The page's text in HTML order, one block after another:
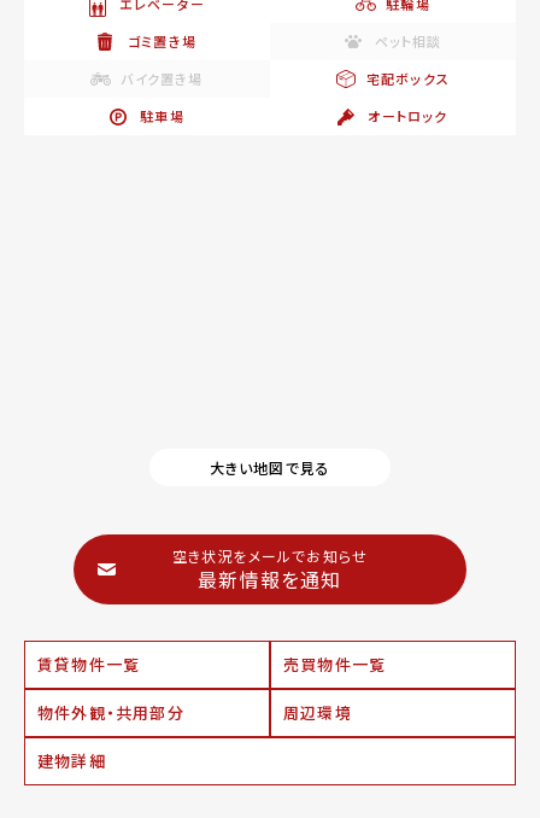
エレベーター
駐輪場
ゴミ置き場
ペット相談
バイク置き場
宅配ボックス
駐車場
オートロック
大きい地図で見る
空き状況をメールでお知らせ
最新情報を通知
賃貸物件一覧 売買物件一覧
物件外観・共用部分 周辺環境
建物詳細